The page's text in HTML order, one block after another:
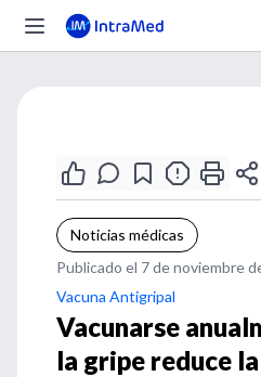
Noticias médicas
Publicado el 7 de noviembre
Vacuna Antigripal
Vacunarse
la gripe reduce